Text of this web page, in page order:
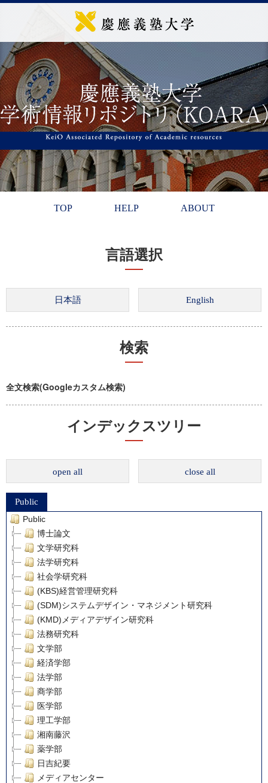
TOP HELP ABOUT
言語選択
検索
全文検索(Googleカスタム検索)
インデックスツリー
open all close all
Public
Public
博士論文
文学研究科
法学研究科
社会学研究科
(KBS)経営管理研究科
(SDM)システムデザイン・マネジメント研究科
(KMD)メディアデザイン研究科
法務研究科
文学部
経済学部
法学部
商学部
医学部
理工学部
湘南藤沢
薬学部
日吉紀要
メディアセンター